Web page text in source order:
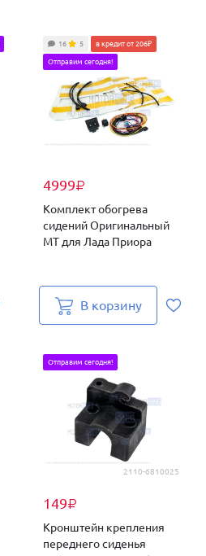
4999₽
16 5 в кредит от 206₽
Отправим сегодня!
Комплект обогрева
сидений Оригинальный
МТ для Лада Приора
В корзину
2110-6810025
149₽
Отправим сегодня!
Кронштейн крепления
переднего сиденья